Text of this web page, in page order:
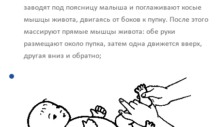
заводят под поясницу малыша и поглаживают косые
мышцы живота, двигаясь от боков к пупку. После этого
массируют прямые мышцы живота: обе руки
размещают около пупка, затем одна движется вверх,
другая вниз и обратно;